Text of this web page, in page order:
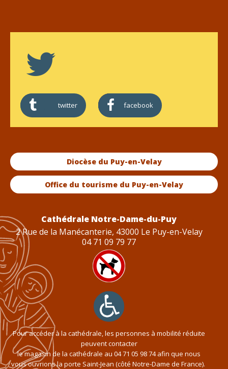
twitter facebook
Diocèse du Puy-en-Velay
Office du tourisme du Puy-en-Velay
Cathédrale Notre-Dame-du-Puy
2 Rue de la Manécanterie, 43000 Le Puy-en-Velay
04 71 09 79 77
Pour accéder à la cathédrale, les personnes à mobilité réduite
peuvent contacter
le magasin de la cathédrale au 04 71 05 98 74afin que nous
vous ouvrions la porte Saint-Jean (côté Notre-Dame de France).